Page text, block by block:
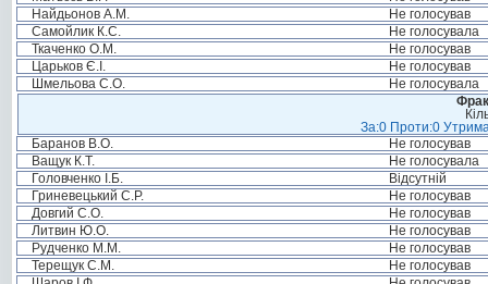
Найдьонов А.М.
Не голосував
Самойлик К.С.
Не голосувала
Ткаченко О.М.
Не голосував
Царьков Є.І.
Не голосував
Шмельова С.О.
Не голосувала
За:0 Проти:0
Баранов В.О.
Не голосував
Ващук К.Т.
Не голосувала
Головченко І.Б.
Відсутній
Гриневецький С.Р.
Не голосував
Довгий С.О.
Не голосував
Литвин Ю.О.
Не голосував
Рудченко М.М.
Не голосував
Терещук С.М.
Не голосував